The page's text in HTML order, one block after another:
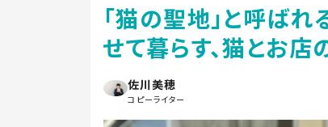
「猫の聖地」と呼ば
せて暮らす、猫とお
佐川美穂
コピーライター